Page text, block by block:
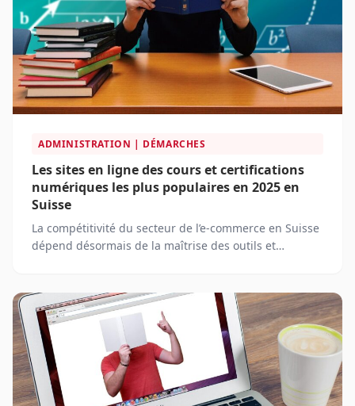
ADMINISTRATION | DÉMARCHES
Les sites en ligne des cours et certifications
numériques les plus populaires en 2025 en
Suisse
La compétitivité du secteur de l’e-commerce en Suisse
dépend désormais de la maîtrise des outils et